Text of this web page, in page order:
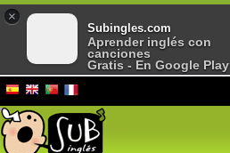
×
Subingles.com
Aprender inglés con
canciones
Gratis - En Google Play